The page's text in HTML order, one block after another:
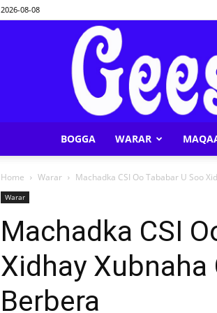
2026-08-08
BOGGA WARAR
Home Warar Machadka CSI Oo Tababar U Soo
Warar
Machadka CSI
Xidhay Xubnaha
Berbera